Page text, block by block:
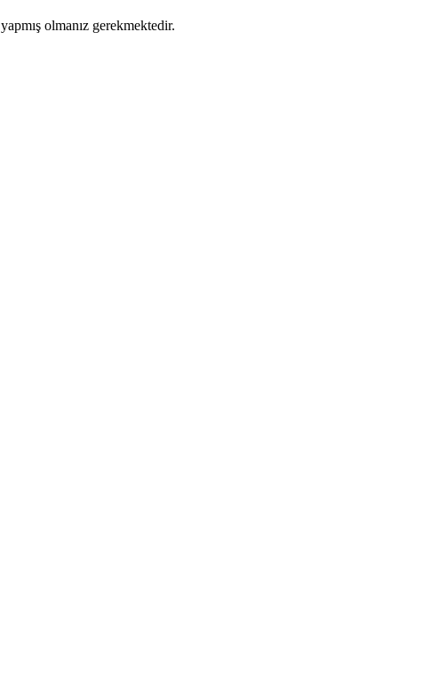
olmanız gerekmektedir.